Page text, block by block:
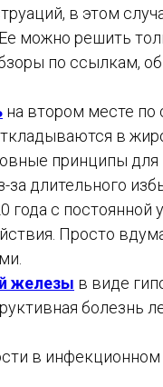
в этом
можно решить
по ссылкам,
на втором месте по
в
принципы
за длительного
года с
Просто
железы в виде
болезнь
в